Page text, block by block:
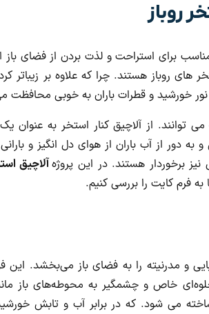
روباز
برای استراحت و لذت بردن از فضای
روباز هستند. چرا که علاوه بر زیباتر
خورشید و قطرات باران به خوبی محافظت
می توانند. از آلاچیق کنار استخر به
به دور از آب باران از هوای دل انگیز و
نیز برخوردار هستند. در این پروژهآلاچیق
به فرم کایت را بررسی کنیم.
و مدرنیته را به فضای باز می‌بخشد. این
خاص و چشمگیر به محوطه‌های باز
می شود. که در برابر آب و تابش